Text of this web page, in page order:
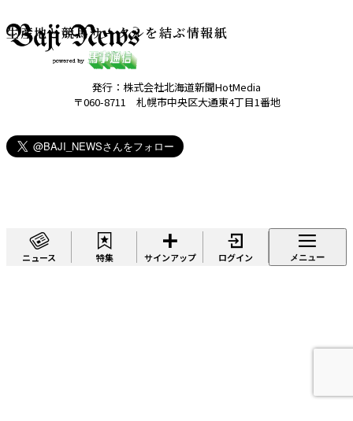
生産地と競馬サークルを結ぶ情報紙
発行：株式会社北海道新聞HotMedia
〒060-8711 札幌市中央区大通東4丁目1番地
ニュース 特集 サインアップ ログイン メニュー